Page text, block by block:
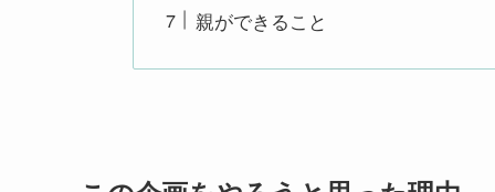
親ができること